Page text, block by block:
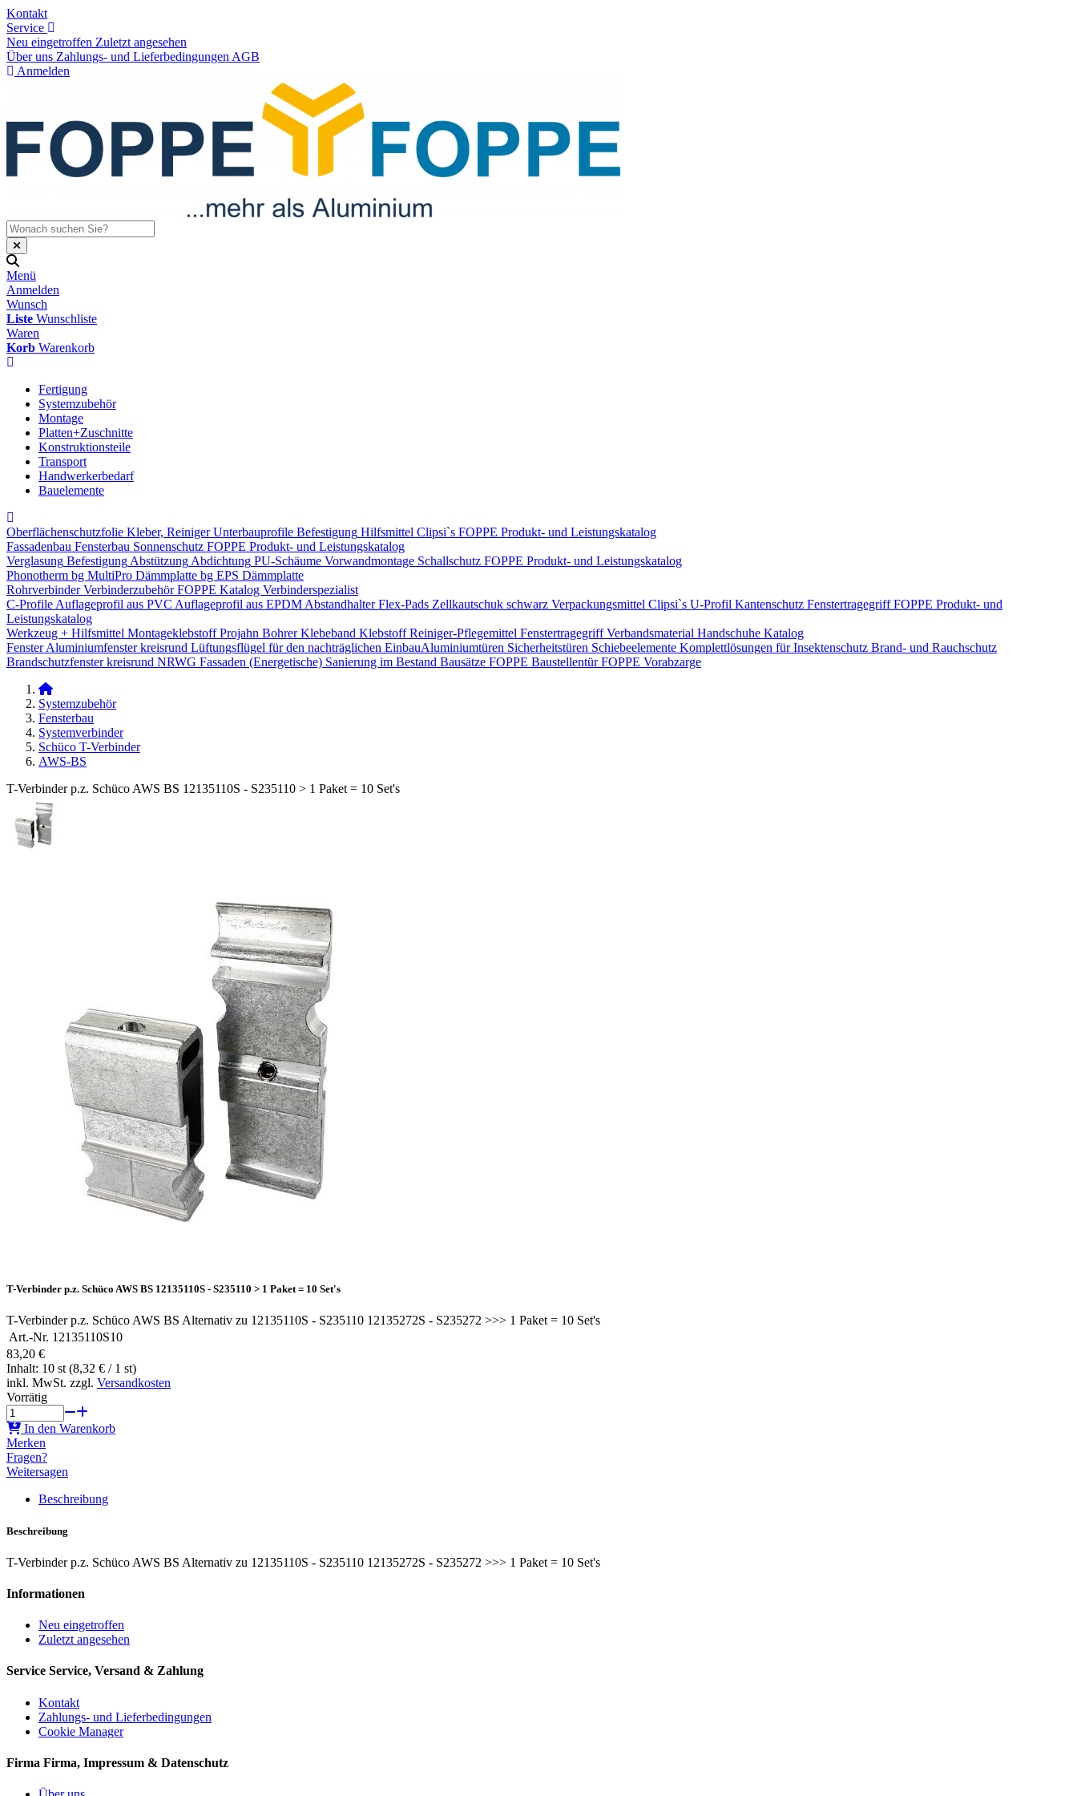
Kontakt
Service
Neu eingetroffen Zuletzt angesehen
Über uns Zahlungs- und Lieferbedingungen AGB
Anmelden
Menü
Anmelden
Wunsch
Liste Wunschliste
Waren
Korb Warenkorb
Fertigung
Systemzubehör
Montage
Platten+Zuschnitte
Konstruktionsteile
Transport
Handwerkerbedarf
Bauelemente
Oberflächenschutzfolie Kleber, Reiniger Unterbauprofile Befestigung Hilfsmittel Clipsi`s FOPPE Produkt- und Leistungskatalog
Fassadenbau Fensterbau Sonnenschutz FOPPE Produkt- und Leistungskatalog
Verglasung Befestigung Abstützung Abdichtung PU-Schäume Vorwandmontage Schallschutz FOPPE Produkt- und Leistungskatalog
Phonotherm bg MultiPro Dämmplatte bg EPS Dämmplatte
Rohrverbinder Verbinderzubehör FOPPE Katalog Verbinderspezialist
C-Profile Auflageprofil aus PVC Auflageprofil aus EPDM Abstandhalter Flex-Pads Zellkautschuk schwarz Verpackungsmittel Clipsi`s U-Profil Kantenschutz Fenstertragegriff FOPPE Produkt- und
Leistungskatalog
Werkzeug + Hilfsmittel Montageklebstoff Projahn Bohrer Klebeband Klebstoff Reiniger-Pflegemittel Fenstertragegriff Verbandsmaterial Handschuhe Katalog
Fenster Aluminiumfenster kreisrund Lüftungsflügel für den nachträglichen Einbau​Aluminiumtüren Sicherheitstüren Schiebeelemente Komplettlösungen für Insektenschutz Brand- und Rauchschutz​
Brandschutzfenster kreisrund NRWG Fassaden (Energetische) Sanierung im Bestand Bausätze FOPPE Baustellentür FOPPE Vorabzarge
Systemzubehör
Fensterbau
Systemverbinder
Schüco T-Verbinder
AWS-BS
T-Verbinder p.z. Schüco AWS BS 12135110S - S235110 > 1 Paket = 10 Set's
T-Verbinder p.z. Schüco AWS BS 12135110S - S235110 > 1 Paket = 10 Set's
T-Verbinder p.z. Schüco AWS BS Alternativ zu 12135110S - S235110 12135272S - S235272 >>> 1 Paket = 10 Set's
Art.-Nr. 12135110S10
83,20 €
Inhalt: 10 st (8,32 € / 1 st)
inkl. MwSt. zzgl. Versandkosten
Vorrätig
In den Warenkorb
Merken
Fragen?
Weitersagen
Beschreibung
Beschreibung
T-Verbinder p.z. Schüco AWS BS Alternativ zu 12135110S - S235110 12135272S - S235272 >>> 1 Paket = 10 Set's
Informationen
Neu eingetroffen
Zuletzt angesehen
Service Service, Versand & Zahlung
Kontakt
Zahlungs- und Lieferbedingungen
Cookie Manager
Firma Firma, Impressum & Datenschutz